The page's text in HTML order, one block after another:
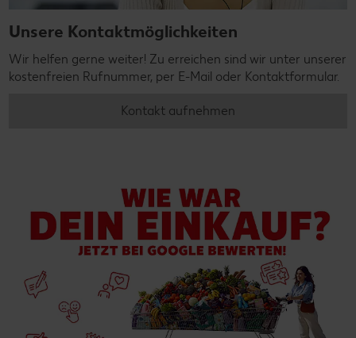
Unsere Kontaktmöglichkeiten
Wir helfen gerne weiter! Zu erreichen sind wir unter unserer
kostenfreien Rufnummer, per E-Mail oder Kontaktformular.
Kontakt aufnehmen